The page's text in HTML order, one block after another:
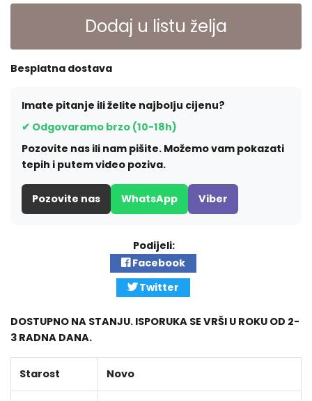
Dodaj u listu želja
Besplatna dostava
Imate pitanje ili želite najbolju cijenu?
✔ Odgovaramo brzo (10-18h)
Pozovite nas ili nam pišite. Možemo vam pokazati
tepih i putem video poziva.
Pozovite nas WhatsApp Viber
Podijeli:
Facebook
Twitter
DOSTUPNO NA STANJU. ISPORUKA SE VRŠI U ROKU OD 2-
3 RADNA DANA.
Starost Novo